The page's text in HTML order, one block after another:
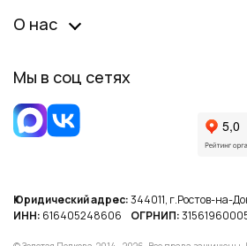
О нас
Мы в соц сетях
Юридический адрес:344011, г.Ростов-на-
ИНН: 616405248606 ОГРНИП: